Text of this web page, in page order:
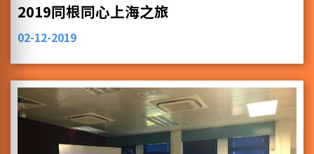
2019同根同心上海之旅
02-12-2019